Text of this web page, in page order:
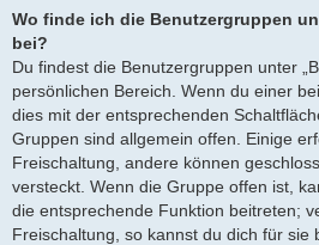
Wo finde ich die Benutzergruppen
bei?
Du findest die Benutzergruppen unter
persönlichen Bereich. Wenn du einer
dies mit der entsprechenden
Gruppen sind allgemein offen. Einige
Freischaltung, andere können
versteckt. Wenn die Gruppe offen ist,
die entsprechende Funktion beitreten;
Freischaltung, so kannst du dich für sie